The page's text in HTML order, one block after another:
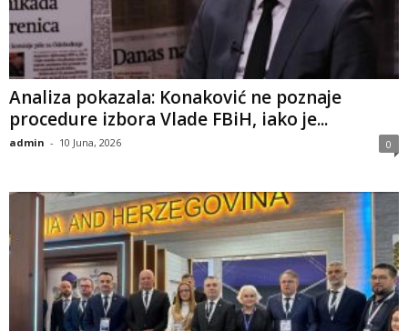
Analiza pokazala: Konaković ne poznaje
procedure izbora Vlade FBiH, iako je...
admin - 10 Juna, 2026 0